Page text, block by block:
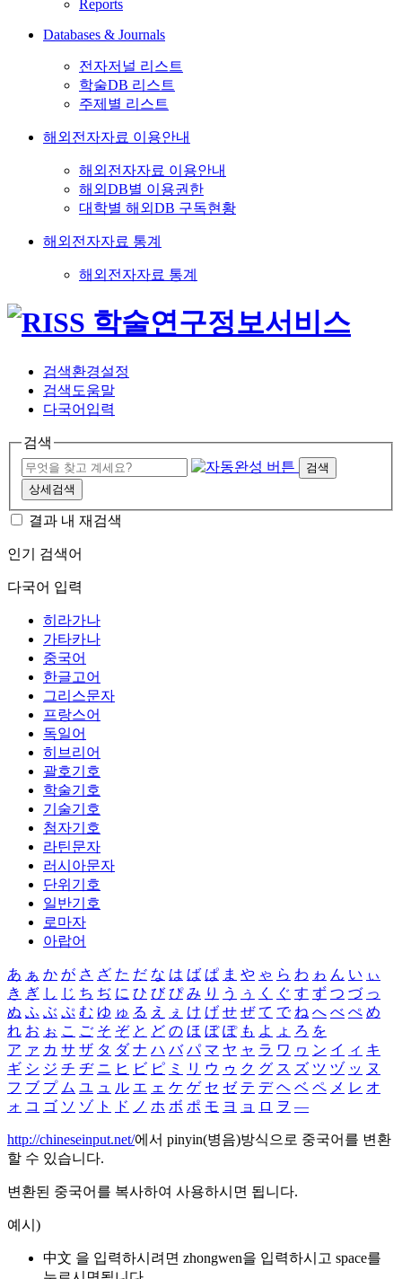
Reports
Databases & Journals
전자저널 리스트
학술DB 리스트
주제별 리스트
해외전자자료 이용안내
해외전자자료 이용안내
해외DB별 이용권한
대학별 해외DB 구독현황
해외전자자료 통계
해외전자자료 통계
검색환경설정
검색도움말
다국어입력
검색
검색
상세검색
결과 내 재검색
인기 검색어
다국어 입력
히라가나
가타카나
중국어
한글고어
그리스문자
프랑스어
독일어
히브리어
괄호기호
학술기호
기술기호
첨자기호
라틴문자
러시아문자
단위기호
일반기호
로마자
아랍어
あ ぁ か が さ ざ た だ な は ば ぱ ま や ゃ ら わ ゎ ん い ぃ
き ぎ し じ ち ぢ に ひ び ぴ み り う ぅ く ぐ す ず つ づ っ
ぬ ふ ぶ ぷ む ゆ ゅ る え ぇ け げ せ ぜ て で ね へ べ ぺ め
れ お ぉ こ ご そ ぞ と ど の ほ ぼ ぽ も よ ょ ろ を
ア ァ カ サ ザ タ ダ ナ ハ バ パ マ ヤ ャ ラ ワ ヮ ン イ ィ キ
ギ シ ジ チ ヂ ニ ヒ ビ ピ ミ リ ウ ゥ ク グ ス ズ ツ ヅ ッ ヌ
フ ブ プ ム ユ ュ ル エ ェ ケ ゲ セ ゼ テ デ ヘ ベ ペ メ レ オ
ォ コ ゴ ソ ゾ ト ド ノ ホ ボ ポ モ ヨ ョ ロ ヲ ―
http://chineseinput.net/에서 pinyin(병음)방식으로 중국어를 변환
할 수 있습니다.
변환된 중국어를 복사하여 사용하시면 됩니다.
예시)
中文 을 입력하시려면 zhongwen을 입력하시고 space를